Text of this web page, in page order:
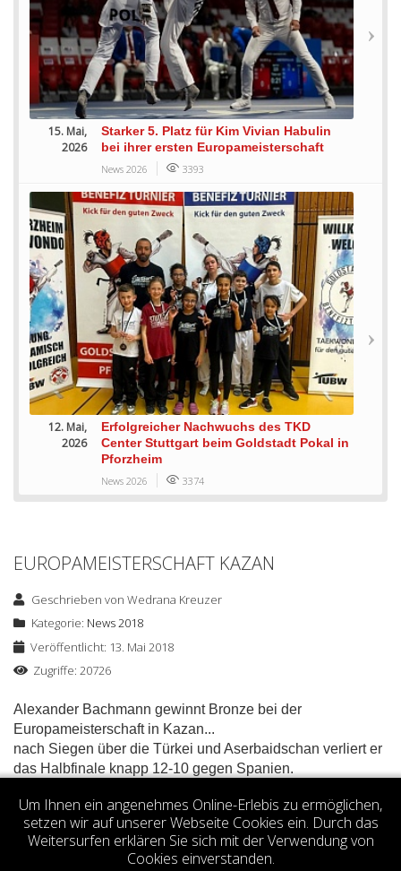
15. Mai,
2026
Starker 5. Platz für Kim Vivian Habulin
bei ihrer ersten Europameisterschaft
News 2026 3393
12. Mai,
2026
Erfolgreicher Nachwuchs des TKD
Center Stuttgart beim Goldstadt Pokal in
Pforzheim
News 2026 3374
EUROPAMEISTERSCHAFT KAZAN
Geschrieben vonWedrana Kreuzer
Kategorie: News 2018
Veröffentlicht: 13. Mai 2018
Zugriffe: 20726
Alexander Bachmann gewinnt Bronze bei der
Europameisterschaft in Kazan...
nach Siegen über die Türkei und Aserbaidschan verliert er
das Halbfinale knapp 12-10 gegen Spanien.
Um Ihnen ein angenehmes Online-Erlebis zu ermöglichen,
setzen wir auf unserer Webseite Cookies ein. Durch das
Weitersurfen erklären Sie sich mit der Verwendung von
Cookies einverstanden.